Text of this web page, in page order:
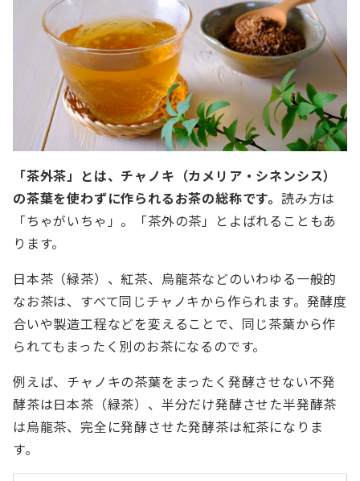
「茶外茶」とは、チャノキ（カメリア・シネンシス）
の茶葉を使わずに作られるお茶の総称です。 読み方は
「ちゃがいちゃ」。「茶外の茶」とよばれることもあ
ります。
日本茶（緑茶）、紅茶、烏龍茶などのいわゆる一般的
なお茶は、すべて同じチャノキから作られます。発酵度
合いや製造工程などを変えることで、同じ茶葉から作
られてもまったく別のお茶になるのです。
例えば、チャノキの茶葉をまったく発酵させない不発
酵茶は日本茶（緑茶）、半分だけ発酵させた半発酵茶
は烏龍茶、完全に発酵させた発酵茶は紅茶になりま
す。